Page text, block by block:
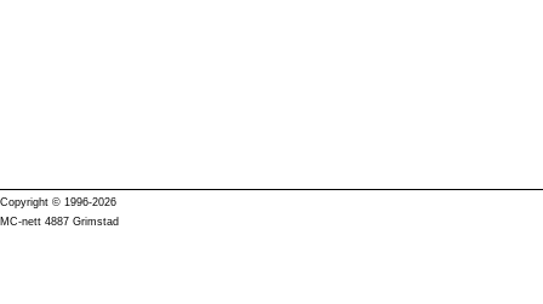
Copyright © 1996-2026
MC-nett 4887 Grimstad